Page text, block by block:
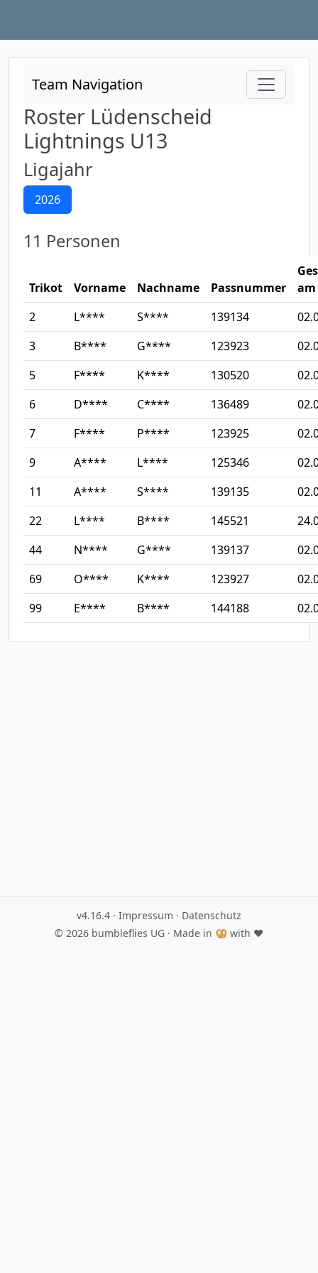
Team Navigation
Roster Lüdenscheid
Lightnings U13
Ligajahr
2026
11 Personen
Trikot Vorname Nachname Passnummer
am
2
L**** S**** 139134
3
B**** G**** 123923
5
F**** K**** 130520
6
D**** C**** 136489
7
F**** P**** 123925
9
A**** L**** 125346
11
A**** S**** 139135
22
L**** B**** 145521
44
N**** G**** 139137
69
O**** K**** 123927
99
E**** B**** 144188
v4.16.4 · Impressum · Datenschutz
© 2026 bumbleflies UG · Made in 🥨 with ♥️